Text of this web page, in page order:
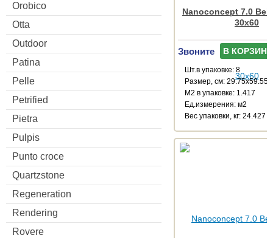
Orobico
Otta
Outdoor
Patina
Pelle
Petrified
Pietra
Pulpis
Punto croce
Quartzstone
Regeneration
Rendering
Rovere
Nanoconcept 7.0
30x60
Звоните В КОРЗИНУ
Шт.в упаковке: 8
Размер, см: 29.75x59.55
М2 в упаковке: 1.417
Ед.измерения: м2
Веc упаковки, кг: 24.427